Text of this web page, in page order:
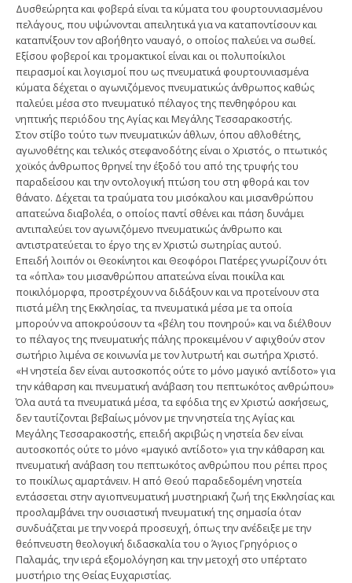
Δυσθεώρητα και φοβερά είναι τα κύματα του φουρτουνιασμένου
πελάγους, που υψώνονται απειλητικά για να καταποντίσουν και
καταπνίξουν τον αβοήθητο ναυαγό, ο οποίος παλεύει να σωθεί.
Εξίσου φοβεροί και τρομακτικοί είναι και οι πολυποίκιλοι
πειρασμοί και λογισμοί που ως πνευματικά φουρτουνιασμένα
κύματα δέχεται ο αγωνιζόμενος πνευματικώς άνθρωπος καθώς
παλεύει μέσα στο πνευματικό πέλαγος της πενθηφόρου και
νηπτικής περιόδου της Αγίας και Μεγάλης Τεσσαρακοστής.
Στον στίβο τούτο των πνευματικών άθλων, όπου αθλοθέτης,
αγωνοθέτης και τελικός στεφανοδότης είναι ο Χριστός, ο πτωτικός
χοϊκός άνθρωπος θρηνεί την έξοδό του από της τρυφής του
παραδείσου και την οντολογική πτώση του στη φθορά και τον
θάνατο. Δέχεται τα τραύματα του μισόκαλου και μισανθρώπου
απατεώνα διαβολέα, ο οποίος παντί σθένει και πάση δυνάμει
αντιπαλεύει τον αγωνιζόμενο πνευματικώς άνθρωπο και
αντιστρατεύεται το έργο της εν Χριστώ σωτηρίας αυτού.
Επειδή λοιπόν οι Θεοκίνητοι και Θεοφόροι Πατέρες γνωρίζουν ότι
τα «όπλα» του μισανθρώπου απατεώνα είναι ποικίλα και
ποικιλόμορφα, προστρέχουν να διδάξουν και να προτείνουν στα
πιστά μέλη της Εκκλησίας, τα πνευματικά μέσα με τα οποία
μπορούν να αποκρούσουν τα «βέλη του πονηρού» και να διέλθουν
το πέλαγος της πνευματικής πάλης προκειμένου ν’ αφιχθούν στον
σωτήριο λιμένα σε κοινωνία με τον λυτρωτή και σωτήρα Χριστό.
«Η νηστεία δεν είναι αυτοσκοπός ούτε το μόνο μαγικό αντίδοτο» για
την κάθαρση και πνευματική ανάβαση του πεπτωκότος ανθρώπου»
Όλα αυτά τα πνευματικά μέσα, τα εφόδια της εν Χριστώ ασκήσεως,
δεν ταυτίζονται βεβαίως μόνον με την νηστεία της Αγίας και
Μεγάλης Τεσσαρακοστής, επειδή ακριβώς η νηστεία δεν είναι
αυτοσκοπός ούτε το μόνο «μαγικό αντίδοτο» για την κάθαρση και
πνευματική ανάβαση του πεπτωκότος ανθρώπου που ρέπει προς
το ποικίλως αμαρτάνειν. Η από Θεού παραδεδομένη νηστεία
εντάσσεται στην αγιοπνευματική μυστηριακή ζωή της Εκκλησίας και
προσλαμβάνει την ουσιαστική πνευματική της σημασία όταν
συνδυάζεται με την νοερά προσευχή, όπως την ανέδειξε με την
θεόπνευστη θεολογική διδασκαλία του ο Άγιος Γρηγόριος ο
Παλαμάς, την ιερά εξομολόγηση και την μετοχή στο υπέρτατο
μυστήριο της Θείας Ευχαριστίας.